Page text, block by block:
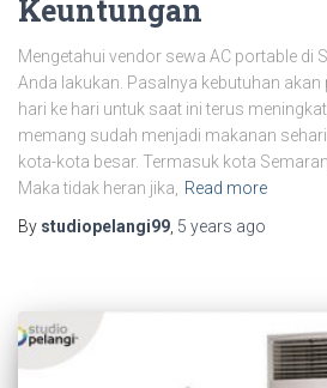
Keuntungan
Mengetahui vendor sewa AC portable di
Anda lakukan. Pasalnya kebutuhan
hari ke hari untuk saat ini terus
memang sudah menjadi makanan
kota-kota besar. Termasuk kota
Maka tidak heran jika,
Read more
By studiopelangi99 5 years ago